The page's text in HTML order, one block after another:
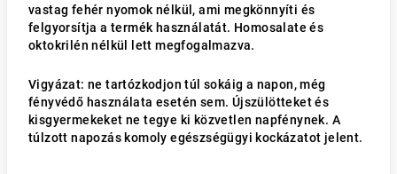
vastag fehér nyomok nélkül, ami megkönnyíti és
felgyorsítja a termék használatát. Homosalate és
oktokrilén nélkül lett megfogalmazva.
Vigyázat: ne tartózkodjon túl sokáig a napon, még
fényvédő használata esetén sem. Újszülötteket és
kisgyermekeket ne tegye ki közvetlen napfénynek. A
túlzott napozás komoly egészségügyi kockázatot jelent.